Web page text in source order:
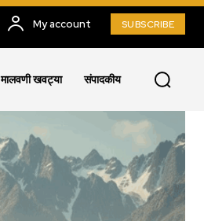
My account SUBSCRIBE
मालवणी खवट्या संपादकीय